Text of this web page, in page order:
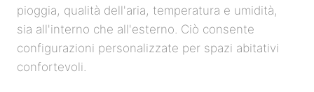
pioggia, qualità dell'aria, temperatura e umidità,
sia all'interno che all'esterno. Ciò consente
configurazioni personalizzate per spazi abitativi
confortevoli.